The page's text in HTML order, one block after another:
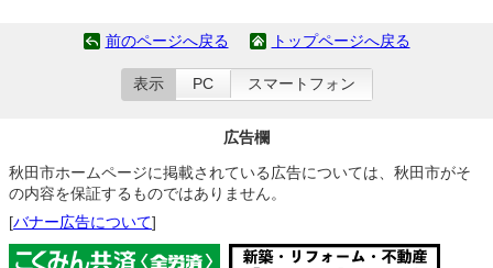
前のページへ戻る トップページへ戻る
表示 PC スマートフォン
広告欄
秋田市ホームページに掲載されている広告については、秋田市がそ
の内容を保証するものではありません。
[バナー広告について]